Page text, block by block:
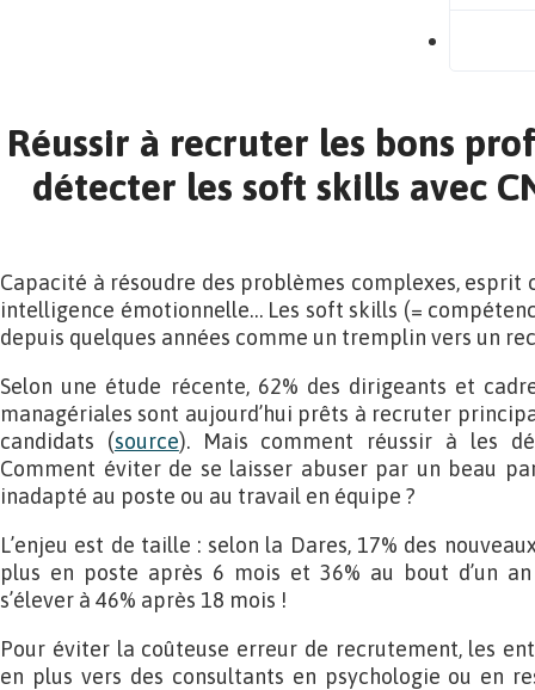
Réussir à recruter les bons
détecter les soft skills avec
Capacité à résoudre des problèmes complexes,
intelligence émotionnelle… Les soft skills (=
depuis quelques années comme un tremplin vers un
Selon une étude récente, 62% des dirigeants et
managériales sont aujourd’hui prêts à recruter
candidats (source). Mais comment réussir à les
Comment éviter de se laisser abuser par un beau
inadapté au poste ou au travail en équipe ?
L’enjeu est de taille : selon la Dares, 17% des
plus en poste après 6 mois et 36% au bout d’un
s’élever à 46% après 18 mois !
Pour éviter la coûteuse erreur de recrutement, les
en plus vers des consultants en psychologie ou en